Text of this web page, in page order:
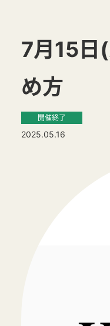
7月15
め方
開催終了
2025.05.16